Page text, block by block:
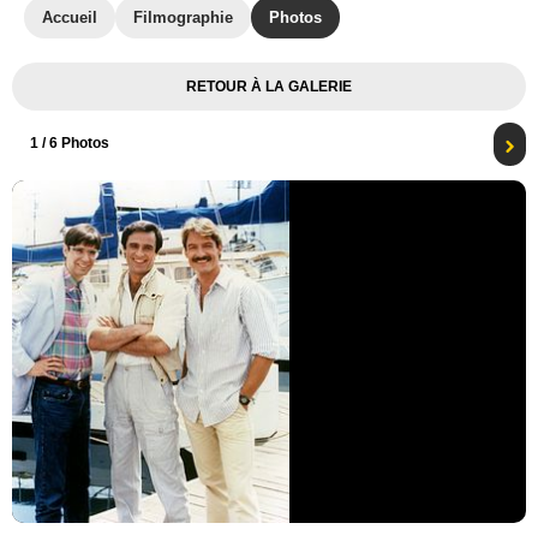
Accueil Filmographie Photos
RETOUR À LA GALERIE
1 / 6 Photos